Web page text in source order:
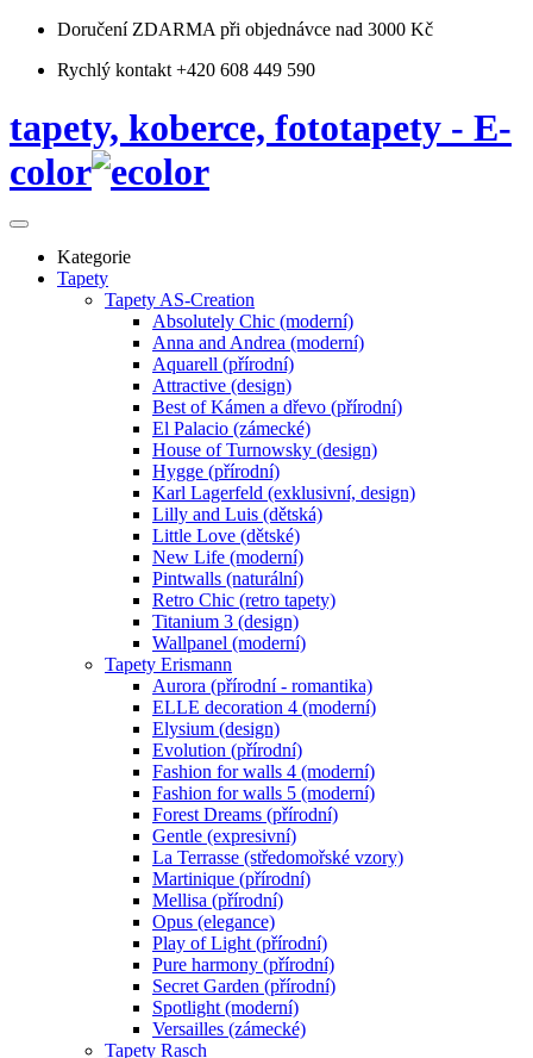
Doručení ZDARMA při objednávce nad 3000 Kč
Rychlý kontakt +420 608 449 590
tapety, koberce, fototapety - E-
color
Kategorie
Tapety
Tapety AS-Creation
Absolutely Chic (moderní)
Anna and Andrea (moderní)
Aquarell (přírodní)
Attractive (design)
Best of Kámen a dřevo (přírodní)
El Palacio (zámecké)
House of Turnowsky (design)
Hygge (přírodní)
Karl Lagerfeld (exklusivní, design)
Lilly and Luis (dětská)
Little Love (dětské)
New Life (moderní)
Pintwalls (naturální)
Retro Chic (retro tapety)
Titanium 3 (design)
Wallpanel (moderní)
Tapety Erismann
Aurora (přírodní - romantika)
ELLE decoration 4 (moderní)
Elysium (design)
Evolution (přírodní)
Fashion for walls 4 (moderní)
Fashion for walls 5 (moderní)
Forest Dreams (přírodní)
Gentle (expresivní)
La Terrasse (středomořské vzory)
Martinique (přírodní)
Mellisa (přírodní)
Opus (elegance)
Play of Light (přírodní)
Pure harmony (přírodní)
Secret Garden (přírodní)
Spotlight (moderní)
Versailles (zámecké)
Tapety Rasch